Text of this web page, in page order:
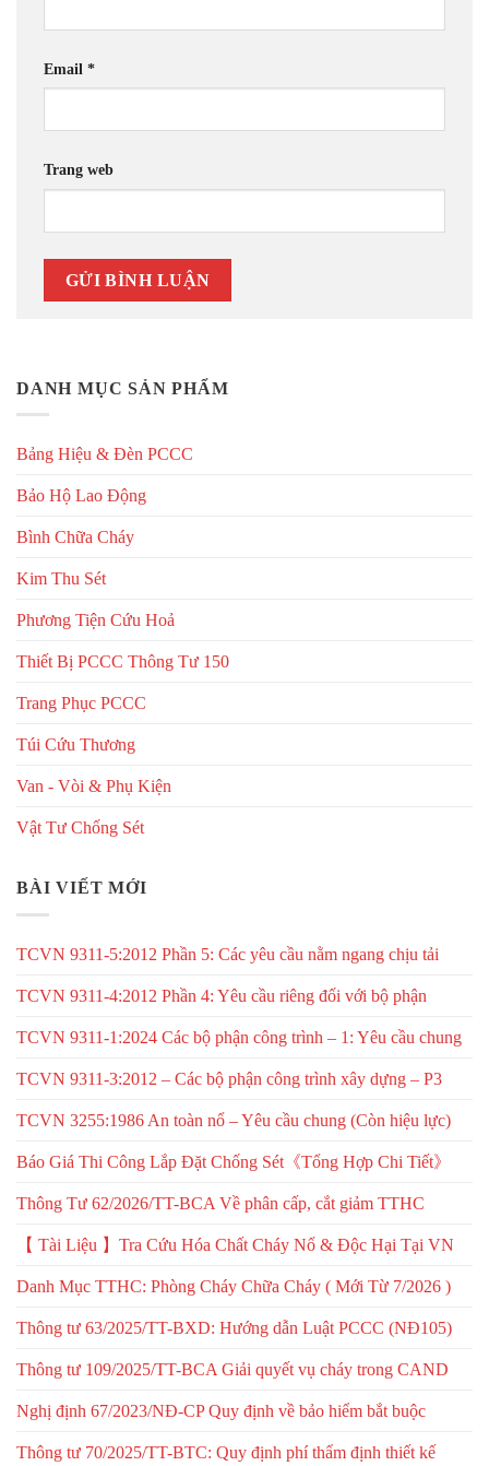
Email *
Trang web
DANH MỤC SẢN PHẨM
Bảng Hiệu & Đèn PCCC
Bảo Hộ Lao Động
Bình Chữa Cháy
Kim Thu Sét
Phương Tiện Cứu Hoả
Thiết Bị PCCC Thông Tư 150
Trang Phục PCCC
Túi Cứu Thương
Van - Vòi & Phụ Kiện
Vật Tư Chống Sét
BÀI VIẾT MỚI
TCVN 9311-5:2012 Phần 5: Các yêu cầu nằm ngang chịu tải
TCVN 9311-4:2012 Phần 4: Yêu cầu riêng đối với bộ phận
TCVN 9311-1:2024 Các bộ phận công trình – 1: Yêu cầu chung
TCVN 9311-3:2012 – Các bộ phận công trình xây dựng – P3
TCVN 3255:1986 An toàn nổ – Yêu cầu chung (Còn hiệu lực)
Báo Giá Thi Công Lắp Đặt Chống Sét《Tổng Hợp Chi Tiết》
Thông Tư 62/2026/TT-BCA Về phân cấp, cắt giảm TTHC
【 Tài Liệu 】Tra Cứu Hóa Chất Cháy Nổ & Độc Hại Tại VN
Danh Mục TTHC: Phòng Cháy Chữa Cháy ( Mới Từ 7/2026 )
Thông tư 63/2025/TT-BXD: Hướng dẫn Luật PCCC (NĐ105)
Thông tư 109/2025/TT-BCA Giải quyết vụ cháy trong CAND
Nghị định 67/2023/NĐ-CP Quy định về bảo hiểm bắt buộc
Thông tư 70/2025/TT-BTC: Quy định phí thẩm định thiết kế